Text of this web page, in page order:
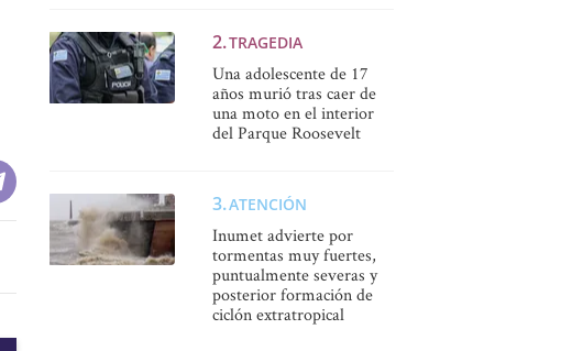
TRAGEDIA
Una adolescente de 17
años murió tras caer de
una moto en el interior
del Parque Roosevelt
ATENCIÓN
Inumet advierte por
tormentas muy fuertes,
puntualmente severas y
posterior formación de
ciclón extratropical